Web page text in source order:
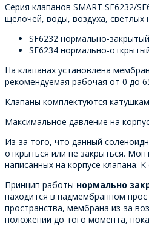
Серия клапанов SMART SF6232/
щелочей, воды, воздуха, светлых
SF6232 нормально-
SF6234 нормально-
На клапанах установлена
рекомендуемая рабочая от 0 до
Клапаны комплектуются
Максимальное давление на
Из-за того, что данный
открыться или не закрыться.
написанных на корпусе клапана.
Принцип работы нормально
находится в надмембранном
пространства, мембрана из-за
положении до того момента,